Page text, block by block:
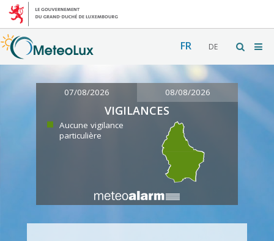
FR DE
07/08/2026 08/08/2026
VIGILANCES
Aucune vigilance
particulière